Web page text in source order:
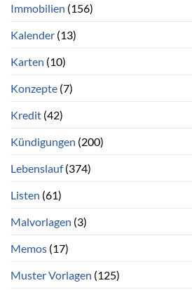
Immobilien (156)
Kalender (13)
Karten (10)
Konzepte (7)
Kredit (42)
Kündigungen (200)
Lebenslauf(374)
Listen (61)
Malvorlagen (3)
Memos (17)
Muster Vorlagen (125)